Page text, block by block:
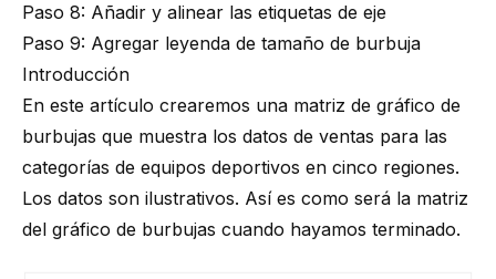
Paso 8: Añadir y alinear las etiquetas de eje
Paso 9: Agregar leyenda de tamaño de burbuja
Introducción
En este artículo crearemos una matriz de gráfico de
burbujas que muestra los datos de ventas para las
categorías de equipos deportivos en cinco regiones.
Los datos son ilustrativos. Así es como será la matriz
del gráfico de burbujas cuando hayamos terminado.